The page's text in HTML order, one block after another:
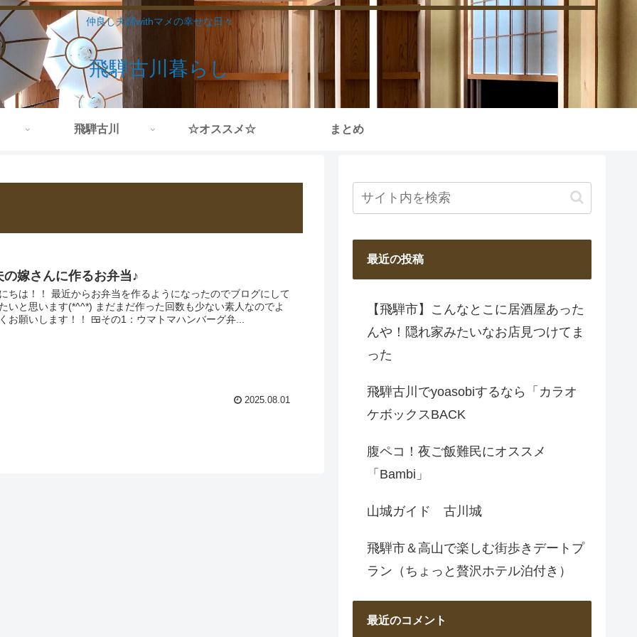
仲良し夫婦withマメの幸せな日々
飛騨古川暮らし
飛騨古川 ☆オススメ☆ まとめ
の嫁さんに作るお弁当♪
ちは！！ 最近からお弁当を作るようになったのでブログにして
いと思います(*^^*) まだまだ作った回数も少ない素人なのでよ
お願いします！！ 🍱その1：ウマトマハンバーグ弁...
2025.08.01
最近の投稿
【飛騨市】こんなとこに居酒屋あった
んや！隠れ家みたいなお店見つけてま
った
飛騨古川でyoasobiするなら「カラオ
ケボックスBACK
腹ペコ！夜ご飯難民にオススメ
「Bambi」
山城ガイド 古川城
飛騨市＆高山で楽しむ街歩きデートプ
ラン（ちょっと贅沢ホテル泊付き）
最近のコメント